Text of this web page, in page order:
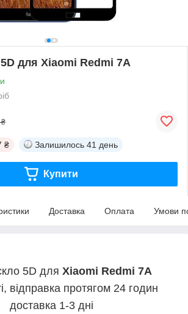
для Xiaomi Redmi 7A
₴
₴ Залишилось 41 день
Купити
Доставка Оплата Умови
5D для Xiaomi Redmi 7A
відправка протягом 24 годин
доставка 1-3 дні